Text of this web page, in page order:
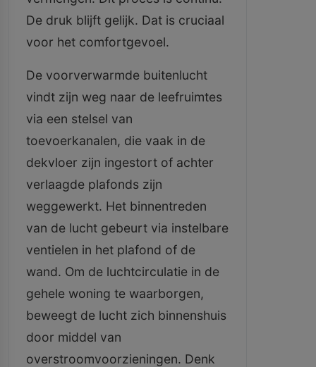
De druk blijft gelijk. Dat is cruciaal
voor het comfortgevoel.
De voorverwarmde buitenlucht
vindt zijn weg naar de leefruimtes
via een stelsel van
toevoerkanalen, die vaak in de
dekvloer zijn ingestort of achter
verlaagde plafonds zijn
weggewerkt. Het binnentreden
van de lucht gebeurt via instelbare
ventielen in het plafond of de
wand. Om de luchtcirculatie in de
gehele woning te waarborgen,
beweegt de lucht zich binnenshuis
door middel van
overstroomvoorzieningen. Denk